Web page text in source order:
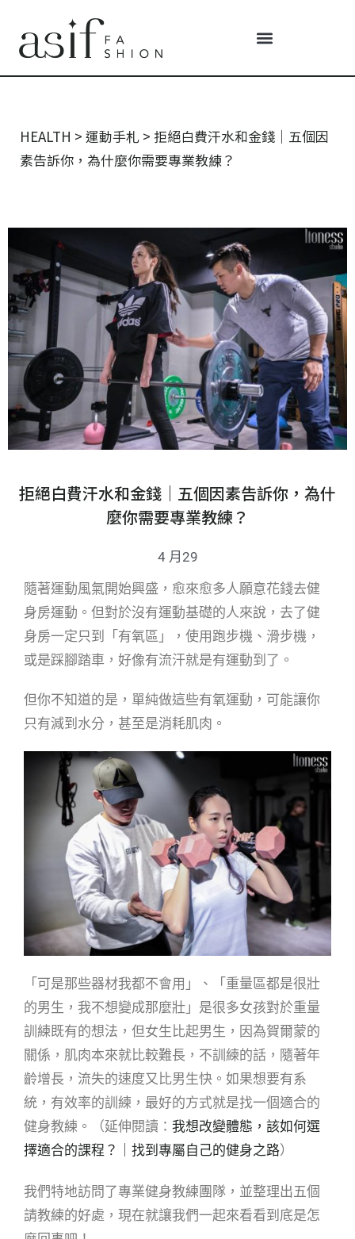
HEALTH > 運動手札 > 拒絕白費汗水和金錢｜五個因
素告訴你，為什麼你需要專業教練？
拒絕白費汗水和金錢｜五個因素告訴你，為什
麼你需要專業教練？
4 月29
隨著運動風氣開始興盛，愈來愈多人願意花錢去健
身房運動。但對於沒有運動基礎的人來說，去了健
身房一定只到「有氧區」，使用跑步機、滑步機，
或是踩腳踏車，好像有流汗就是有運動到了。
但你不知道的是，單純做這些有氧運動，可能讓你
只有減到水分，甚至是消耗肌肉。
「可是那些器材我都不會用」、「重量區都是很壯
的男生，我不想變成那麼壯」是很多女孩對於重量
訓練既有的想法，但女生比起男生，因為賀爾蒙的
關係，肌肉本來就比較難長，不訓練的話，隨著年
齡增長，流失的速度又比男生快。如果想要有系
統，有效率的訓練，最好的方式就是找一個適合的
健身教練。（延伸閱讀： 我想改變體態，該如何選
擇適合的課程？｜找到專屬自己的健身之路）
我們特地訪問了專業健身教練團隊 ，並整理出五個
請教練的好處，現在就讓我們一起來看看到底是怎